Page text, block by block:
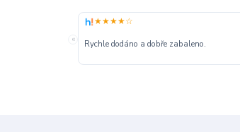
«
★★★★☆
Rychle dodáno a dobře zabaleno.